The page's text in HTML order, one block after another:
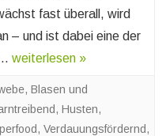
fast überall, wird
– und ist dabei eine der
weiterlesen »
, Blasen und
, Husten,
, Verdauungsfördernd,